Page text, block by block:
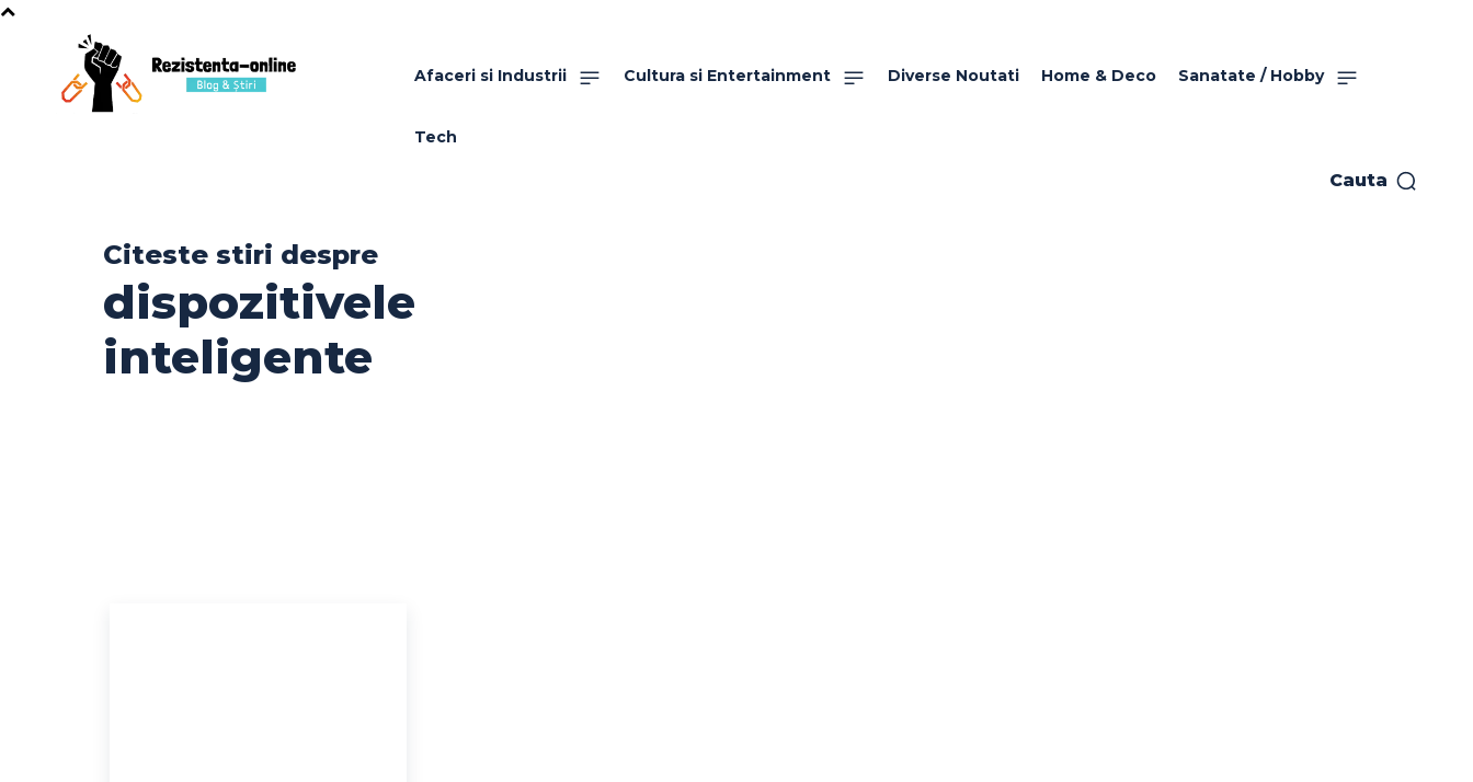
Afaceri si Industrii Cultura si Entertainment Diverse Noutati Home & Deco Sanatate / Hobby
Tech
Cauta
Citeste stiri despre
dispozitivele
inteligente